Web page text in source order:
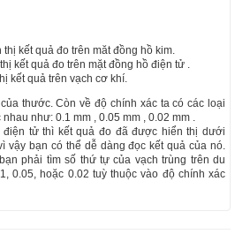
thị kết quả đo trên măt đồng hồ kim.
kết quả đo trên mặt đồng hồ điện tử .
kết quả trên vạch cơ khí.
thước. Còn về độ chính xác ta có các loại
như: 0.1 mm , 0.05 mm , 0.02 mm .
tử thì kết quả đo đã được hiển thị dưới
vậy bạn có thể dễ dàng đọc kết quả của nó.
phải tìm số thứ tự của vạch trùng trên du
0.05, hoặc 0.02 tuỳ thuộc vào độ chính xác